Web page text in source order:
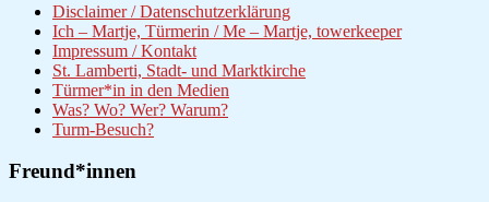
Disclaimer / Datenschutzerklärung
Ich – Martje, Türmerin / Me – Martje, towerkeeper
Impressum / Kontakt
St. Lamberti, Stadt- und Marktkirche
Türmer*in in den Medien
Was? Wo? Wer? Warum?
Turm-Besuch?
Freund*innen